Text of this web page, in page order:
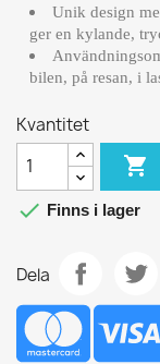
Unik design
ger en kylande,
bilen, på resan, i
Kvantitet

 Finns i lager
Dela